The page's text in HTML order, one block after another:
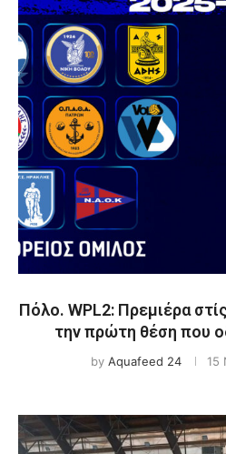
Πόλο. WPL2: Πρεμιέρα
την πρώτη θέση που
by Aquafeed 24 15